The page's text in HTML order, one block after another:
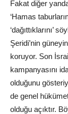
Fakat diğer
‘Hamas
‘dağıttıklarını’
Şeridi’nin
koruyor. Son
kampanyasını
olduğunu
de genel
olduğu açıktır.